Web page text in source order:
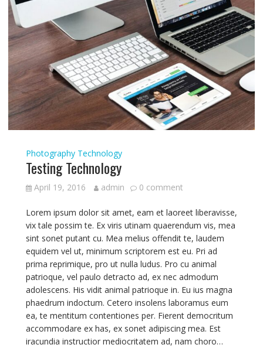
Photography Technology
Testing Technology
April 19, 2016 admin 0 comment
Lorem ipsum dolor sit amet, eam et laoreet liberavisse,
vix tale possim te. Ex viris utinam quaerendum vis, mea
sint sonet putant cu. Mea melius offendit te, laudem
equidem vel ut, minimum scriptorem est eu. Pri ad
prima reprimique, pro ut nulla ludus. Pro cu animal
patrioque, vel paulo detracto ad, ex nec admodum
adolescens. His vidit animal patrioque in. Eu ius magna
phaedrum indoctum. Cetero insolens laboramus eum
ea, te mentitum contentiones per. Fierent democritum
accommodare ex has, ex sonet adipiscing mea. Est
iracundia instructior mediocritatem ad, nam choro…